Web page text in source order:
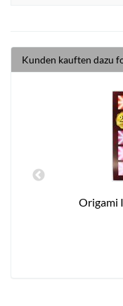
Kunden kauften dazu
Origami